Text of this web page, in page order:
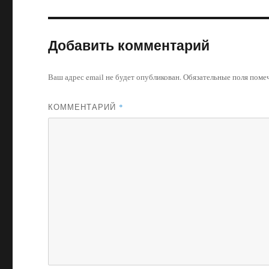
Добавить комментарий
Ваш адрес email не будет опубликован.Обязательные поля
КОММЕНТАРИЙ *